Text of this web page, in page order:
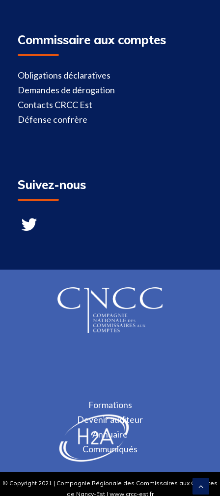
Commissaire aux comptes
Obligations déclaratives
Demandes de dérogation
Contacts CRCC Est
Défense confrère
Suivez-nous
Formations
Devenir auditeur
Annuaire
Communiqués
© Copyright 2021 | Compagnie Régionale des Commissaires aux Comptes
de Nancy-Est | www.crcc-est.fr